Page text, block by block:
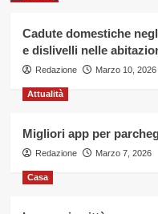
Cadute domestiche
e dislivelli nelle
Redazione Marzo 10, 2026
Attualità
Migliori app per
Redazione Marzo 7, 2026
Casa